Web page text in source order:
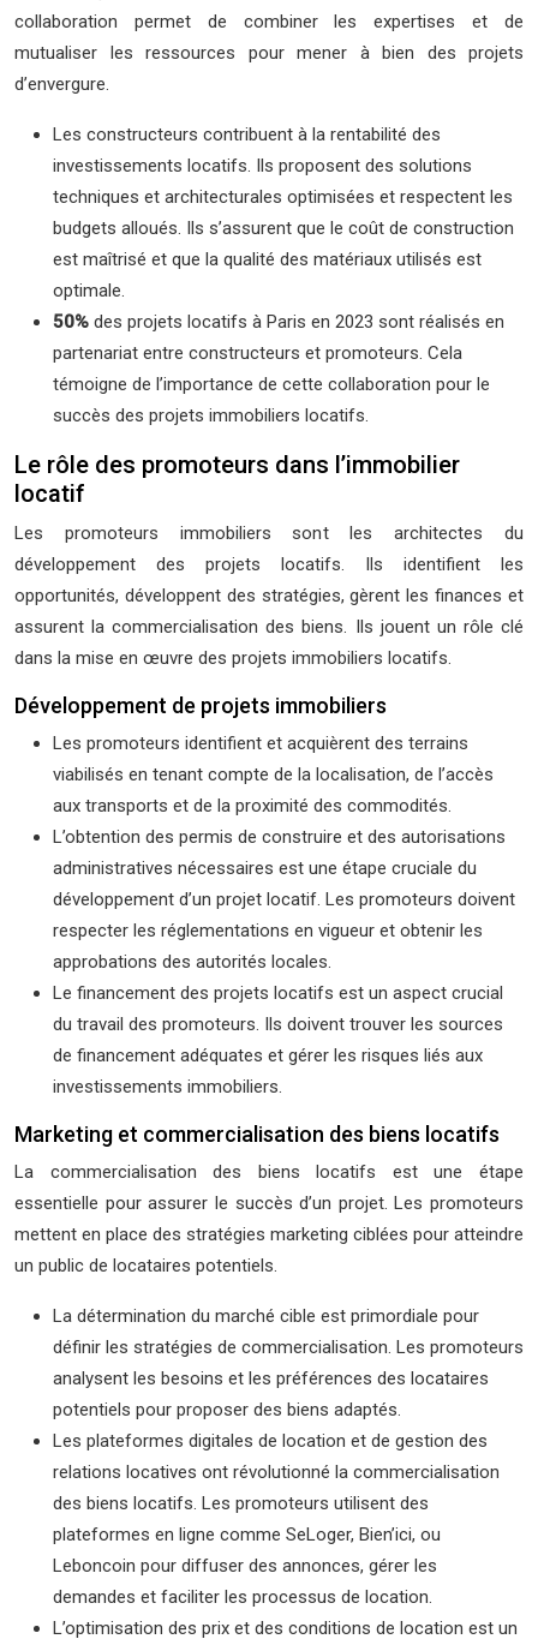
collaboration permet de combiner les expertises et de
mutualiser les ressources pour mener à bien des projets
d’envergure.
Les constructeurs contribuent à la rentabilité des
investissements locatifs. Ils proposent des solutions
techniques et architecturales optimisées et respectent les
budgets alloués. Ils s’assurent que le coût de construction
est maîtrisé et que la qualité des matériaux utilisés est
optimale.
50% des projets locatifs à Paris en 2023 sont réalisés en
partenariat entre constructeurs et promoteurs. Cela
témoigne de l’importance de cette collaboration pour le
succès des projets immobiliers locatifs.
Le rôle des promoteurs dans l’immobilier
locatif
Les promoteurs immobiliers sont les architectes du
développement des projets locatifs. Ils identifient les
opportunités, développent des stratégies, gèrent les finances et
assurent la commercialisation des biens. Ils jouent un rôle clé
dans la mise en œuvre des projets immobiliers locatifs.
Développement de projets immobiliers
Les promoteurs identifient et acquièrent des terrains
viabilisés en tenant compte de la localisation, de l’accès
aux transports et de la proximité des commodités.
L’obtention des permis de construire et des autorisations
administratives nécessaires est une étape cruciale du
développement d’un projet locatif. Les promoteurs doivent
respecter les réglementations en vigueur et obtenir les
approbations des autorités locales.
Le financement des projets locatifs est un aspect crucial
du travail des promoteurs. Ils doivent trouver les sources
de financement adéquates et gérer les risques liés aux
investissements immobiliers.
Marketing et commercialisation des biens locatifs
La commercialisation des biens locatifs est une étape
essentielle pour assurer le succès d’un projet. Les promoteurs
mettent en place des stratégies marketing ciblées pour atteindre
un public de locataires potentiels.
La détermination du marché cible est primordiale pour
définir les stratégies de commercialisation. Les promoteurs
analysent les besoins et les préférences des locataires
potentiels pour proposer des biens adaptés.
Les plateformes digitales de location et de gestion des
relations locatives ont révolutionné la commercialisation
des biens locatifs. Les promoteurs utilisent des
plateformes en ligne comme SeLoger, Bien’ici, ou
Leboncoin pour diffuser des annonces, gérer les
demandes et faciliter les processus de location.
L’optimisation des prix et des conditions de location est un